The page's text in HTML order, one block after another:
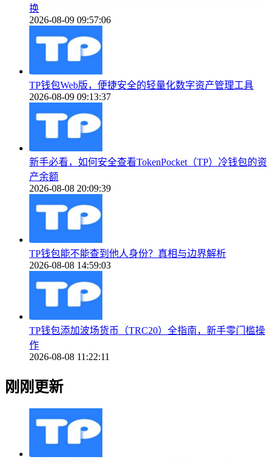
换
2026-08-09 09:57:06
TP钱包Web版，便捷安全的轻量化数字资产管理工具
2026-08-09 09:13:37
新手必看，如何安全查看TokenPocket（TP）冷钱包的资
产余额
2026-08-08 20:09:39
TP钱包能不能查到他人身份？真相与边界解析
2026-08-08 14:59:03
TP钱包添加波场货币（TRC20）全指南，新手零门槛操
作
2026-08-08 11:22:11
刚刚更新